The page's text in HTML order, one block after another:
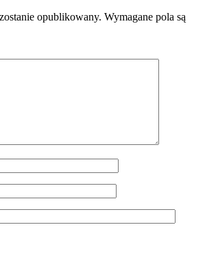
opublikowany. Wymagane pola są